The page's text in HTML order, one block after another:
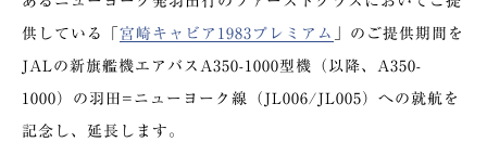
供している「 宮崎キャビア1983プレミアム 」のご提供期間を
JALの新旗艦機エアバスA350-1000型機（以降、A350-
1000）の羽田=ニューヨーク線（JL006/JL005）への就航を
記念し、延長します。